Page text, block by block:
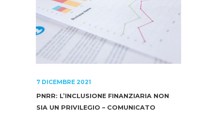
7 DICEMBRE 2021
PNRR: L’INCLUSIONE FINANZIARIA NON
SIA UN PRIVILEGIO – COMUNICATO